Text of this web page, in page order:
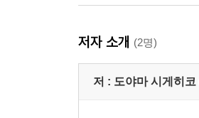
저자 소개 (2명)
저 : 도야마 시게히코